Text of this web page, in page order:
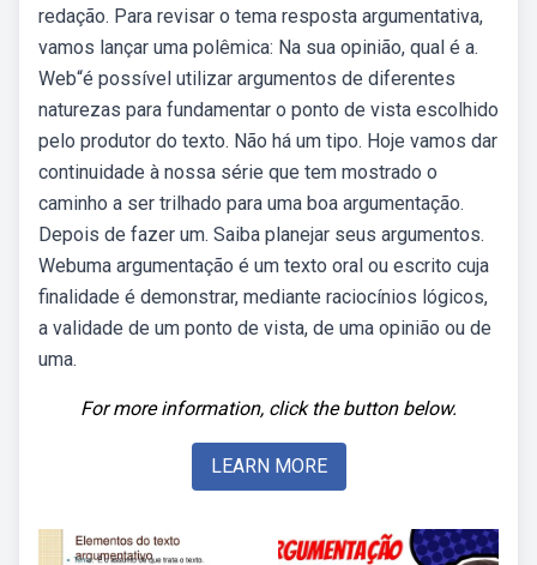
redação. Para revisar o tema resposta argumentativa,
vamos lançar uma polêmica: Na sua opinião, qual é a.
Web“é possível utilizar argumentos de diferentes
naturezas para fundamentar o ponto de vista escolhido
pelo produtor do texto. Não há um tipo. Hoje vamos dar
continuidade à nossa série que tem mostrado o
caminho a ser trilhado para uma boa argumentação.
Depois de fazer um. Saiba planejar seus argumentos.
Webuma argumentação é um texto oral ou escrito cuja
finalidade é demonstrar, mediante raciocínios lógicos,
a validade de um ponto de vista, de uma opinião ou de
uma.
For more information, click the button below.
LEARN MORE